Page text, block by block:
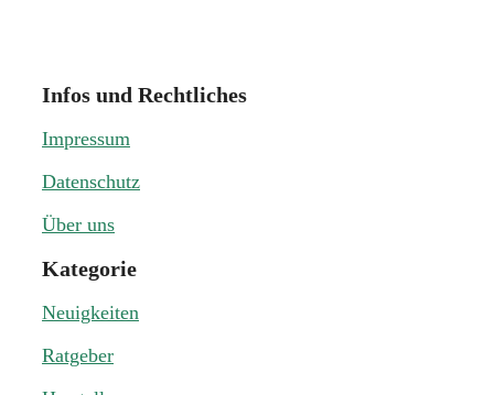
Infos und Rechtliches
Impressum
Datenschutz
Über uns
Kategorie
Neuigkeiten
Ratgeber